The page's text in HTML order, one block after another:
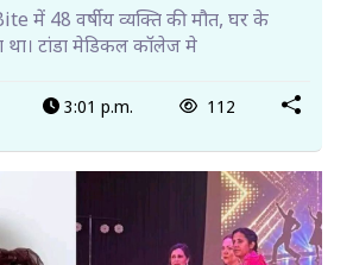
में 48 वर्षीय व्यक्ति की मौत, घर के
टांडा मेडिकल कॉलेज मे
3:01 p.m. 112